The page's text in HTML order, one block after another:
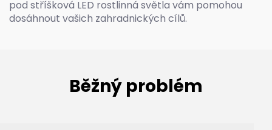
pod stříšková LED rostlinná světla vám pomohou
dosáhnout vašich zahradnických cílů.
Běžný problém